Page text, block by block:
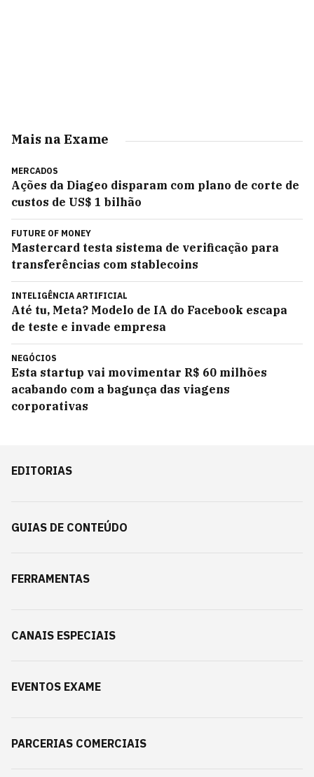
Mais na Exame
MERCADOS
Ações da Diageo disparam com plano de corte de
custos de US$ 1 bilhão
FUTURE OF MONEY
Mastercard testa sistema de verificação para
transferências com stablecoins
INTELIGÊNCIA ARTIFICIAL
Até tu, Meta? Modelo de IA do Facebook escapa
de teste e invade empresa
NEGÓCIOS
Esta startup vai movimentar R$ 60 milhões
acabando com a bagunça das viagens
corporativas
EDITORIAS
GUIAS DE CONTEÚDO
FERRAMENTAS
CANAIS ESPECIAIS
EVENTOS EXAME
PARCERIAS COMERCIAIS